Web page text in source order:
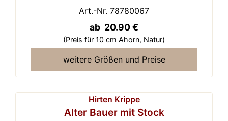
Art.-Nr. 78780067
ab 20.90 €
(Preis für 10 cm Ahorn, Natur)
weitere Größen und Preise
Hirten Krippe
Alter Bauer mit Stock